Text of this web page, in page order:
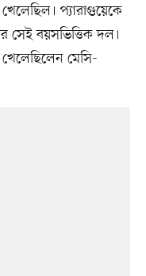
খেলেছিল। প্যারাগুয়েকে
সেই বয়সভিত্তিক দল।
মেসি-